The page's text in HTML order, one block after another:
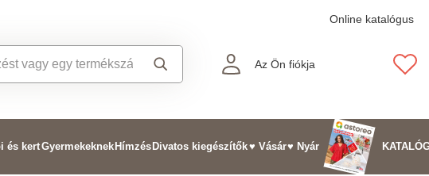
Online katalógus
Az Ön fiókja
és kertGyermekeknek Hímzés Divatos kiegészítők♥ Vásár♥ Nyár